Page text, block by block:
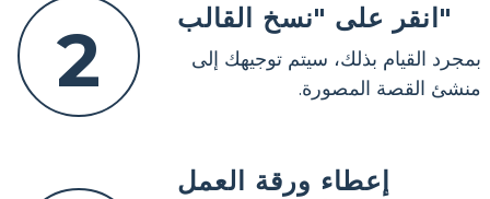
2 انقر على "نسخ القالب"
بمجرد القيام بذلك، سيتم توجيهك إلى
منشئ القصة المصورة.
إعطاء ورقة العمل